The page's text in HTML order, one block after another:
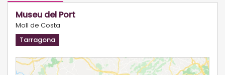
Museu del Port
Moll de Costa
Tarragona